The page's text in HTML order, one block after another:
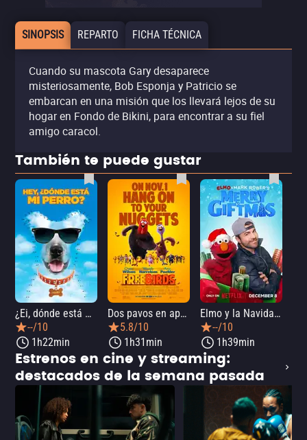
SINOPSIS REPARTO FICHA TÉCNICA
Cuando su mascota Gary desaparece
misteriosamente, Bob Esponja y Patricio se
embarcan en una misión que los llevará lejos de su
hogar en Fondo de Bikini, para encontrar a su fiel
amigo caracol.
También te puede gustar
¿Ei, dónde está mi perro?
--/10
1h22min
Dos pavos en apuros
5.8/10
1h31min
Elmo y la Navidad mágica de Mark Rober
--/10
1h39min
Estrenos en cine y streaming:
destacados de la semana pasada